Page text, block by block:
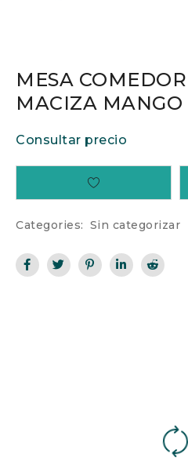
MESA
MACIZA MANGO
Consultar precio
Categories: Sin categorizar